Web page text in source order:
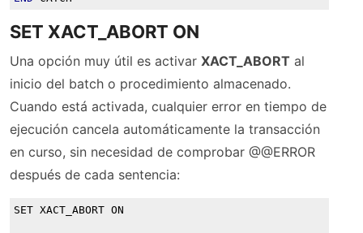
SET XACT_ABORT ON
Una opción muy útil es activar XACT_ABORT al
inicio del batch o procedimiento almacenado.
Cuando está activada, cualquier error en tiempo de
ejecución cancela automáticamente la transacción
en curso, sin necesidad de comprobar @@ERROR
después de cada sentencia:
SET XACT_ABORT ON